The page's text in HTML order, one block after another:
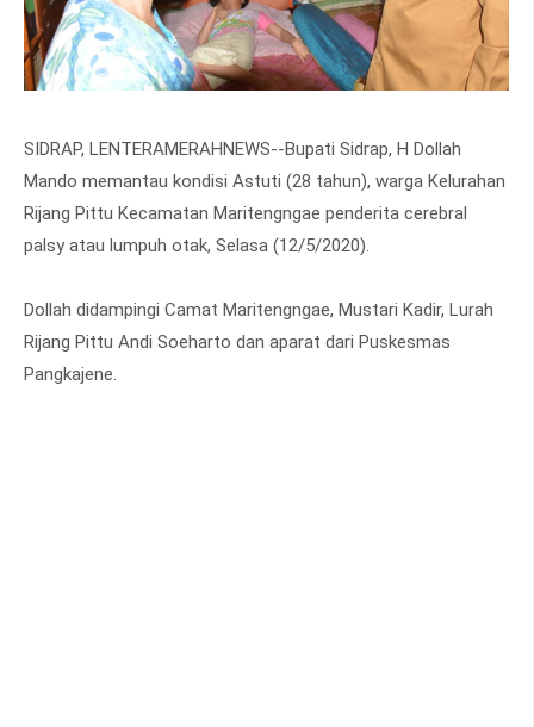
SIDRAP, LENTERAMERAHNEWS--Bupati Sidrap, H Dollah
Mando memantau kondisi Astuti (28 tahun), warga Kelurahan
Rijang Pittu Kecamatan Maritengngae penderita cerebral
palsy atau lumpuh otak, Selasa (12/5/2020).
Dollah didampingi Camat Maritengngae, Mustari Kadir, Lurah
Rijang Pittu Andi Soeharto dan aparat dari Puskesmas
Pangkajene.